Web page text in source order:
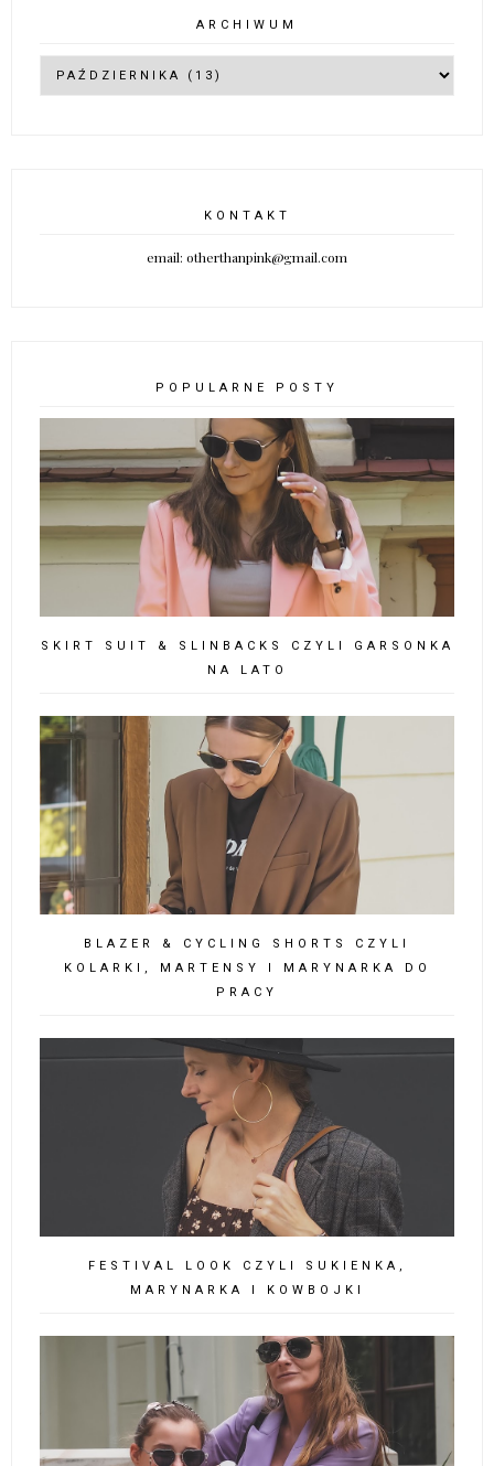
ARCHIWUM
KONTAKT
email: otherthanpink@gmail.com
POPULARNE POSTY
SKIRT SUIT & SLINBACKS CZYLI GARSONKA
NA LATO
BLAZER & CYCLING SHORTS CZYLI
KOLARKI, MARTENSY I MARYNARKA DO
PRACY
FESTIVAL LOOK CZYLI SUKIENKA,
MARYNARKA I KOWBOJKI